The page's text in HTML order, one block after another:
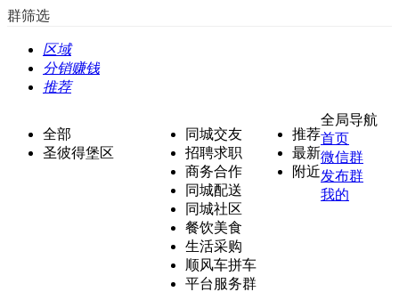
群筛选
区域
分销赚钱
推荐
全部
圣彼得堡区
同城交友
招聘求职
商务合作
同城配送
同城社区
餐饮美食
生活采购
顺风车拼车
平台服务群
推荐
最新
附近
全局导航
首页
微信群
发布群
我的